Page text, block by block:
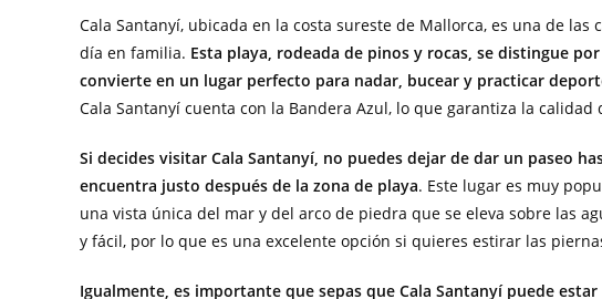
Cala Santanyí, ubicada en la costa sureste de Mallorca, es una de
día en familia. Esta playa, rodeada de pinos y rocas, se distingue
convierte en un lugar perfecto para nadar, bucear y practicar
Cala Santanyí cuenta con la Bandera Azul, lo que garantiza la
Si decides visitar Cala Santanyí, no puedes dejar de dar un paseo
encuentra justo después de la zona de playa. Este lugar es muy
una vista única del mar y del arco de piedra que se eleva sobre las
y fácil, por lo que es una excelente opción si quieres estirar las
Igualmente, es importante que sepas que Cala Santanyí puede